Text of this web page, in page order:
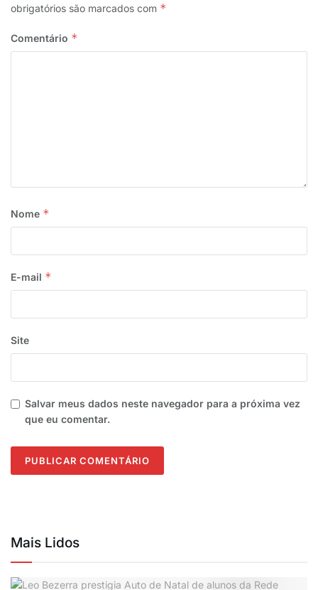
obrigatórios são marcados com *
Comentário *
Nome *
E-mail *
Site
Salvar meus dados neste navegador para a próxima vez
que eu comentar.
Mais Lidos